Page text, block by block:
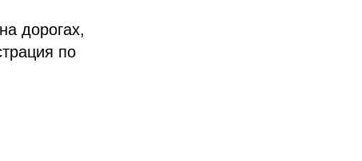
дорогах,
по